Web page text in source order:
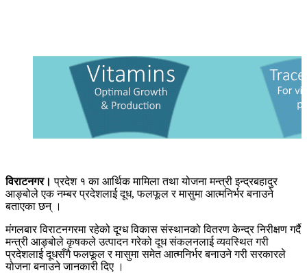
विराटनगर। प्रदेश १ का आर्थिक मामिला तथा योजना मन्त्री इन्द्रबहादुर
आङ्बोले एक नम्बर प्रदेशलाई दूध, फलफूल र मासुमा आत्मनिर्भर बनाउने
बताएका छन् ।
मंगलबार विराटनगरमा रहेको दूग्ध विकास संस्थानको वितरण केन्द्र निरीक्षण गर्दै
मन्त्री आङ्बोले कृषकले उत्पादन गरेको दूध संकलनलाई व्यवस्थित गरी
प्रदेशलाई दूधसँगै फलफूल र मासुमा समेत आत्मनिर्भर बनाउने गरी सरकारले
योजना बनाउने जानकारी दिए ।